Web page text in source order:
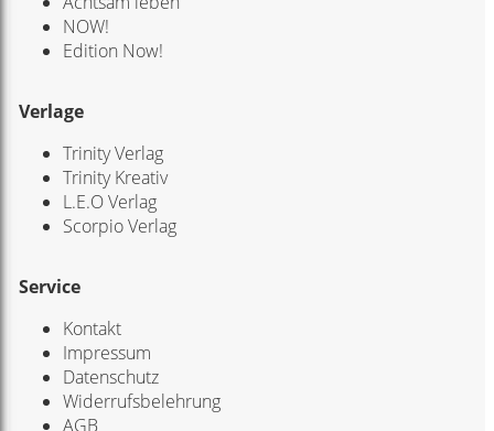
NOW!
Edition Now!
Verlage
Trinity Verlag
Trinity Kreativ
L.E.O Verlag
Scorpio Verlag
Service
Kontakt
Impressum
Datenschutz
Widerrufsbelehrung
AGB